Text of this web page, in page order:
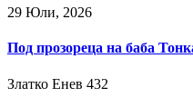
29 Юли, 2026
Под прозореца на баба
Златко Енев 432